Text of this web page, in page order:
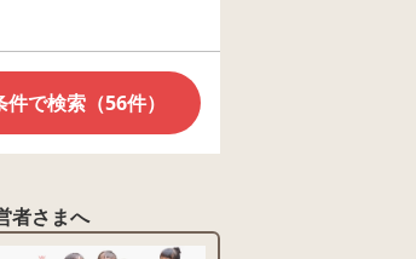
で検索（56件）
者さまへ